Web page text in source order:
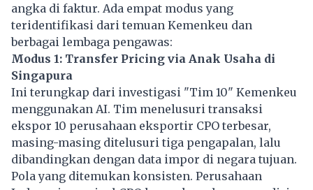
angka di faktur. Ada empat modus yang
teridentifikasi dari temuan Kemenkeu dan
berbagai lembaga pengawas:
Modus 1: Transfer Pricing via Anak Usaha di
Singapura
Ini terungkap dari investigasi "Tim 10" Kemenkeu
menggunakan AI. Tim menelusuri transaksi
ekspor 10 perusahaan eksportir CPO terbesar,
masing-masing ditelusuri tiga pengapalan, lalu
dibandingkan dengan data impor di negara tujuan.
Pola yang ditemukan konsisten. Perusahaan